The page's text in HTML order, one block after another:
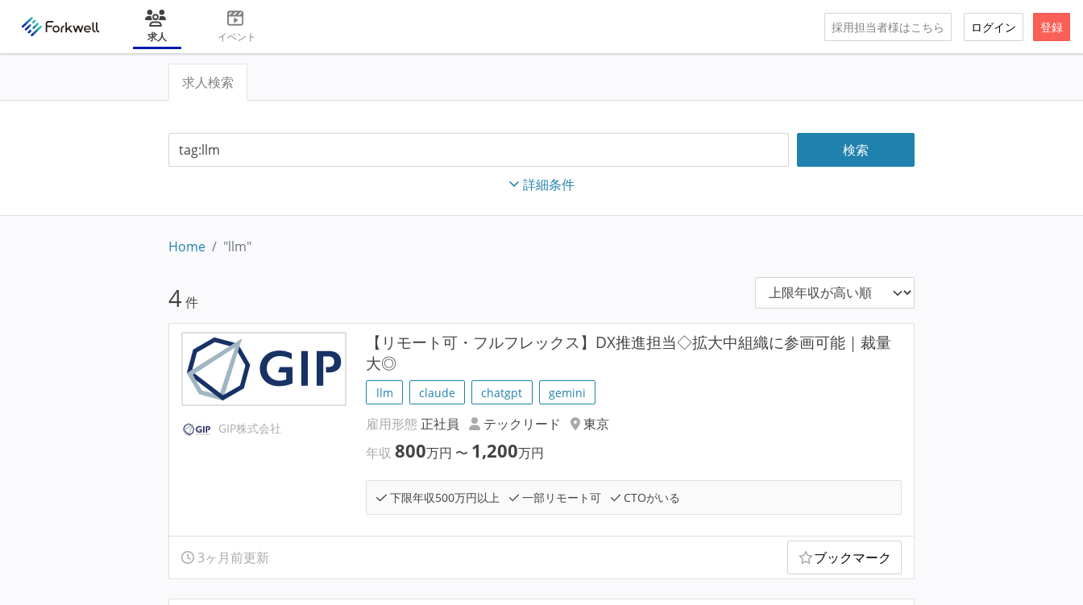
求人 イベント
採用担当者様はこちら ログイン 登録
求人検索
詳細条件
Home "llm"
4 件
GIP株式会社
【リモート可・フルフレックス】DX推進担当◇拡大中組織に参画可能｜裁量
大◎
llm claude chatgpt gemini
雇用形態 正社員 テックリード
東京
年収800万円 〜 1,200万円
下限年収500万円以上 一部リモート可 CTOがいる
3ヶ月前更新 ブックマーク